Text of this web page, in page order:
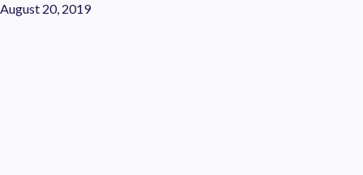
August 20, 2019